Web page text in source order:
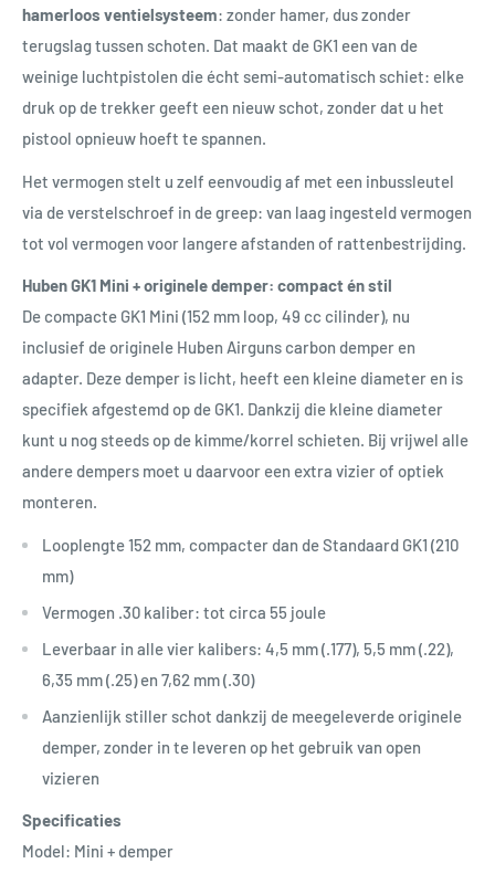
hamerloos ventielsysteem: zonder hamer, dus zonder
terugslag tussen schoten. Dat maakt de GK1 een van de
weinige luchtpistolen die écht semi-automatisch schiet: elke
druk op de trekker geeft een nieuw schot, zonder dat u het
pistool opnieuw hoeft te spannen.
Het vermogen stelt u zelf eenvoudig af met een inbussleutel
via de verstelschroef in de greep: van laag ingesteld vermogen
tot vol vermogen voor langere afstanden of rattenbestrijding.
Huben GK1 Mini + originele demper: compact én stil
De compacte GK1 Mini (152 mm loop, 49 cc cilinder), nu
inclusief de originele Huben Airguns carbon demper en
adapter. Deze demper is licht, heeft een kleine diameter en is
specifiek afgestemd op de GK1. Dankzij die kleine diameter
kunt u nog steeds op de kimme/korrel schieten. Bij vrijwel alle
andere dempers moet u daarvoor een extra vizier of optiek
monteren.
Looplengte 152 mm, compacter dan de Standaard GK1 (210
mm)
Vermogen .30 kaliber: tot circa 55 joule
Leverbaar in alle vier kalibers: 4,5 mm (.177), 5,5 mm (.22),
6,35 mm (.25) en 7,62 mm (.30)
Aanzienlijk stiller schot dankzij de meegeleverde originele
demper, zonder in te leveren op het gebruik van open
vizieren
Specificaties
Model: Mini + demper